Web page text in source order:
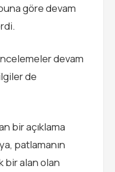
göre devam
devam
de
bir açıklama
patlamanın
bir alan olan